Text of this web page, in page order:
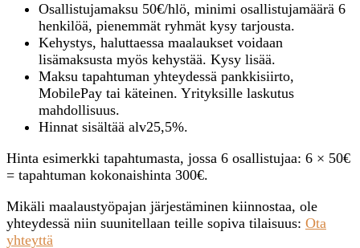
Osallistujamaksu 50€/hlö, minimi osallistujamäärä 6
henkilöä, pienemmät ryhmät kysy tarjousta.
Kehystys, haluttaessa maalaukset voidaan
lisämaksusta myös kehystää. Kysy lisää.
Maksu tapahtuman yhteydessä pankkisiirto,
MobilePay tai käteinen. Yrityksille laskutus
mahdollisuus.
Hinnat sisältää alv25,5%.
Hinta esimerkki tapahtumasta, jossa 6 osallistujaa: 6 × 50€
= tapahtuman kokonaishinta 300€.
Mikäli maalaustyöpajan järjestäminen kiinnostaa, ole
yhteydessä niin suunitellaan teille sopiva tilaisuus: Ota
yhteyttä